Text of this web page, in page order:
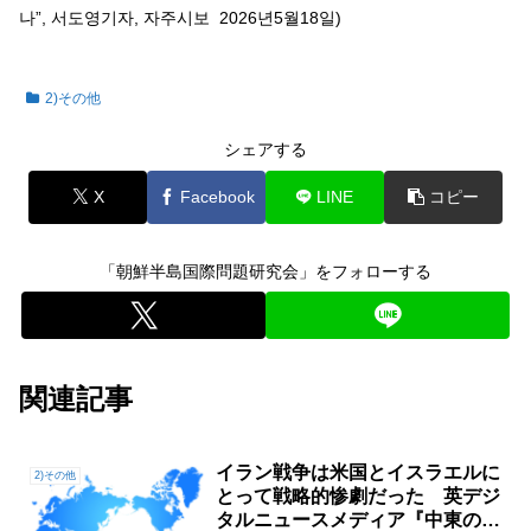
나”, 서도영기자, 자주시보 2026년5월18일)
2)その他
シェアする
X Facebook LINE コピー
「朝鮮半島国際問題研究会」をフォローする
関連記事
2)その他
イラン戦争は米国とイスラエルに
とって戦略的惨劇だった 英デジ
タルニュースメディア『中東の目